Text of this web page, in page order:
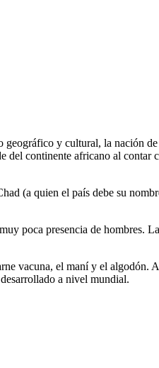
y cultural, la nación
continente africano al contar
(a quien el país debe su
poca presencia de hombres.
vacuna, el maní y el algodón.
a nivel mundial.